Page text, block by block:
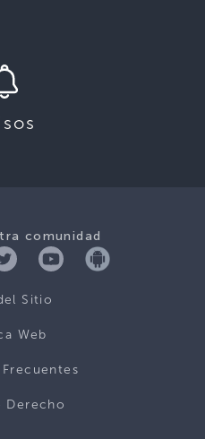
comunidad
Sitio
Web
Derecho